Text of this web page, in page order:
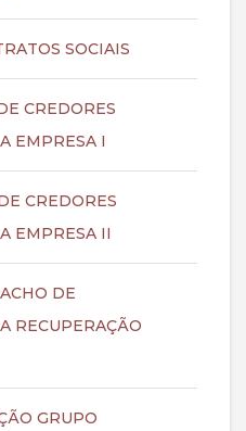
SOCIAIS
CREDORES
EMPRESA I
CREDORES
EMPRESA II
DE
RECUPERAÇÃO
GRUPO